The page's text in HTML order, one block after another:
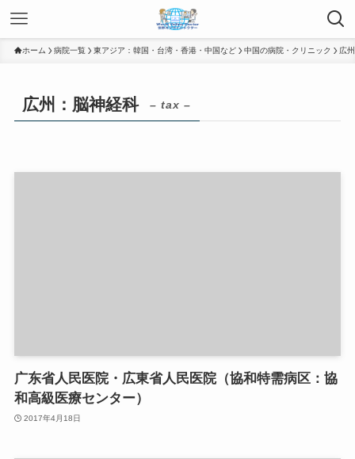
ホーム 病院一覧 東アジア：韓国・台湾・香港・中国など 中国の病院・クリニック 広
広州：脳神経科 – tax –
广东省人民医院・広東省人民医院（協和特需病区：協
和高級医療センター）
2017年4月18日